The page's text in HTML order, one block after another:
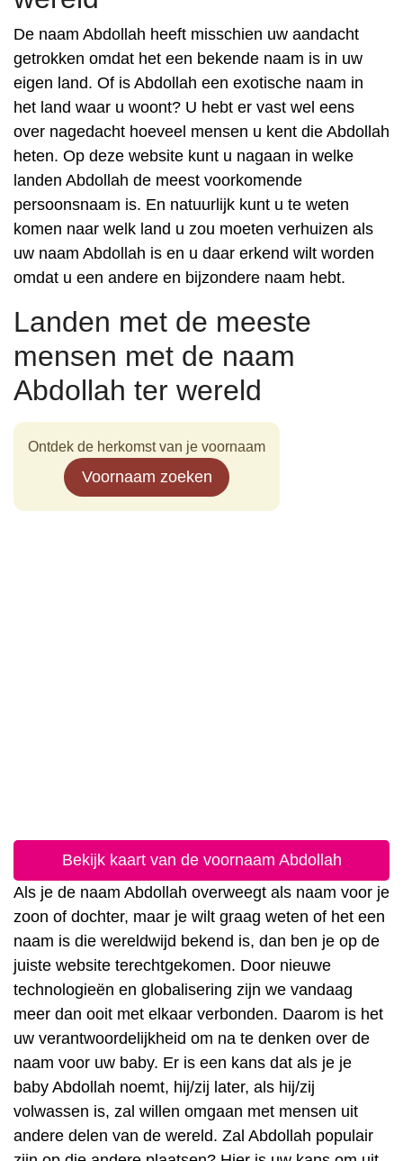
De naam Abdollah heeft misschien uw aandacht
getrokken omdat het een bekende naam is in uw
eigen land. Of is Abdollah een exotische naam in
het land waar u woont? U hebt er vast wel eens
over nagedacht hoeveel mensen u kent die Abdollah
heten. Op deze website kunt u nagaan in welke
landen Abdollah de meest voorkomende
persoonsnaam is. En natuurlijk kunt u te weten
komen naar welk land u zou moeten verhuizen als
uw naam Abdollah is en u daar erkend wilt worden
omdat u een andere en bijzondere naam hebt.
Landen met de meeste
mensen met de naam
Abdollah ter wereld
Ontdek de herkomst van je voornaam
Voornaam zoeken
Bekijk kaart van de voornaam Abdollah
Als je de naam Abdollah overweegt als naam voor je
zoon of dochter, maar je wilt graag weten of het een
naam is die wereldwijd bekend is, dan ben je op de
juiste website terechtgekomen. Door nieuwe
technologieën en globalisering zijn we vandaag
meer dan ooit met elkaar verbonden. Daarom is het
uw verantwoordelijkheid om na te denken over de
naam voor uw baby. Er is een kans dat als je je
baby Abdollah noemt, hij/zij later, als hij/zij
volwassen is, zal willen omgaan met mensen uit
andere delen van de wereld. Zal Abdollah populair